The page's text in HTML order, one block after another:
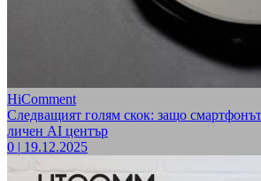
HiComment
Следващият голям скок: защо
личен AI център
0 | 19.12.2025